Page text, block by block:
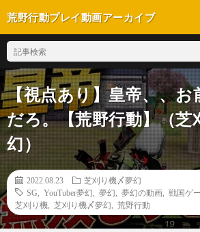
荒野行動プレイ動画アーカイブ
【視点あり】皇帝、、お
だろ。【荒野行動】（芝
幻）
2022.08.23
芝刈り機〆夢幻
SG
YouTuber夢幻 夢幻 夢幻の動画 戦国ゲ
芝刈り機
芝刈り機〆夢幻 荒野行動